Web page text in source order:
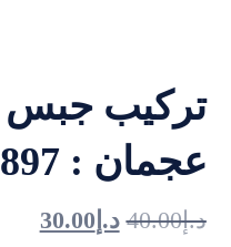
تركيب جبس
عجمان : 0547395897
د.إ40.00 د.إ 30.00